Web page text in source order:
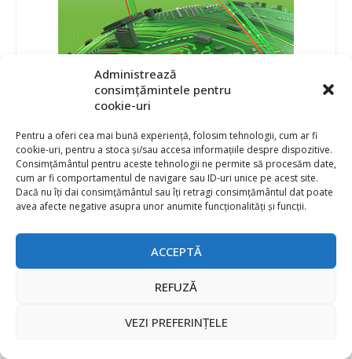
Administrează
consimțămintele pentru
cookie-uri
Pentru a oferi cea mai bună experiență, folosim tehnologii, cum ar fi
cookie-uri, pentru a stoca și/sau accesa informațiile despre dispozitive.
Consimțământul pentru aceste tehnologii ne permite să procesăm date,
cum ar fi comportamentul de navigare sau ID-uri unice pe acest site.
Dacă nu îți dai consimțământul sau îți retragi consimțământul dat poate
avea afecte negative asupra unor anumite funcționalități și funcții.
ACCEPTĂ
REFUZĂ
VEZI PREFERINȚELE
PRODUCATORI
3M
AAEON
Advanced Energy
Allegro MicroSystems